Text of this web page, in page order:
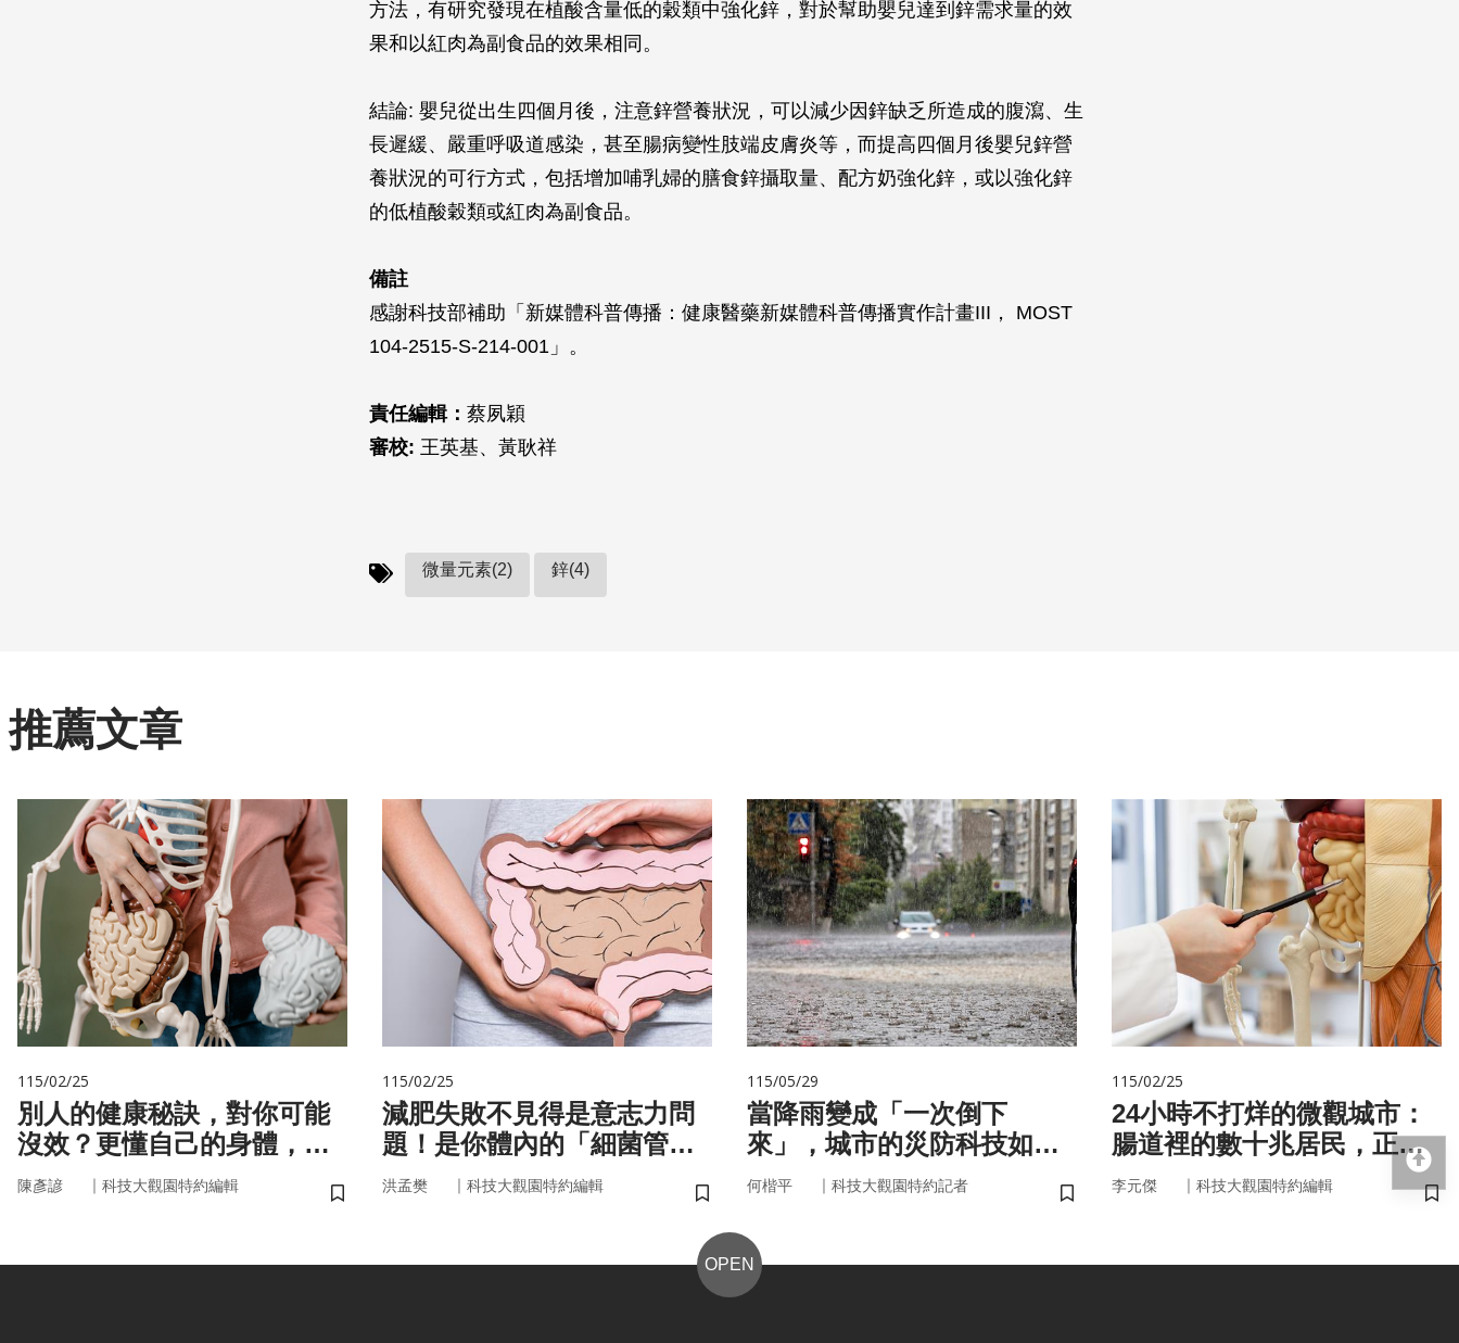
方法，有研究發現在植酸含量低的穀類中強化鋅，對於幫助嬰兒達到鋅需求量的效
果和以紅肉為副食品的效果相同。
結論: 嬰兒從出生四個月後，注意鋅營養狀況，可以減少因鋅缺乏所造成的腹瀉、生
長遲緩、嚴重呼吸道感染，甚至腸病變性肢端皮膚炎等，而提高四個月後嬰兒鋅營
養狀況的可行方式，包括增加哺乳婦的膳食鋅攝取量、配方奶強化鋅，或以強化鋅
的低植酸穀類或紅肉為副食品。
備註
感謝科技部補助「新媒體科普傳播：健康醫藥新媒體科普傳播實作計畫III， MOST
104-2515-S-214-001」。
責任編輯： 蔡夙穎
審校: 王英基、黃耿祥
微量元素(2) 鋅(4)
推薦文章
115/02/25
別人的健康秘訣，對你可能
沒效？更懂自己的身體，才
更能「精準健康」！
陳彥諺 ｜ 科技大觀園特約編輯
儲存書籤
115/02/25
減肥失敗不見得是意志力問
題！是你體內的「細菌管
家」在幫你囤油
洪孟樊 ｜ 科技大觀園特約編輯
儲存書籤
115/05/29
當降雨變成「一次倒下
來」，城市的災防科技如何
即時應變？
何楷平 ｜ 科技大觀園特約記者
儲存書籤
115/02/25
24小時不打烊的微觀城市：
腸道裡的數十兆居民，正悄
悄掌管你的大腦與健康
李元傑 ｜ 科技大觀園特約編輯
儲
OPEN
回